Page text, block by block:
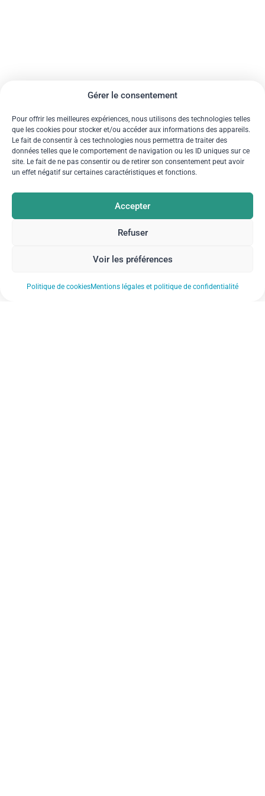
Gérer le consentement
Pour offrir les meilleures expériences, nous utilisons des technologies telles
que les cookies pour stocker et/ou accéder aux informations des appareils.
Le fait de consentir à ces technologies nous permettra de traiter des
données telles que le comportement de navigation ou les ID uniques sur ce
site. Le fait de ne pas consentir ou de retirer son consentement peut avoir
un effet négatif sur certaines caractéristiques et fonctions.
Accepter
Refuser
Voir les préférences
Politique de cookiesMentions légales et politique de confidentialité